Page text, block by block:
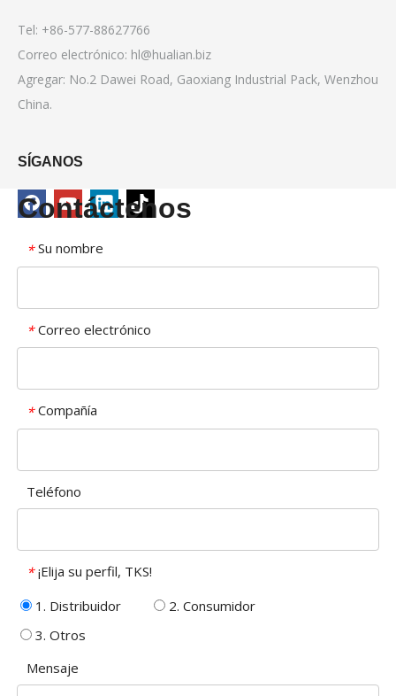
Tel: +86-577-88627766
Correo electrónico: hl@hualian.biz
Agregar: No.2 Dawei Road, Gaoxiang Industrial Pack, Wenzhou
China.
SÍGANOS
Contáctenos
* Su nombre
* Correo electrónico
* Compañía
Teléfono
* ¡Elija su perfil, TKS!
1. Distribuidor
2. Consumidor
3. Otros
Mensaje